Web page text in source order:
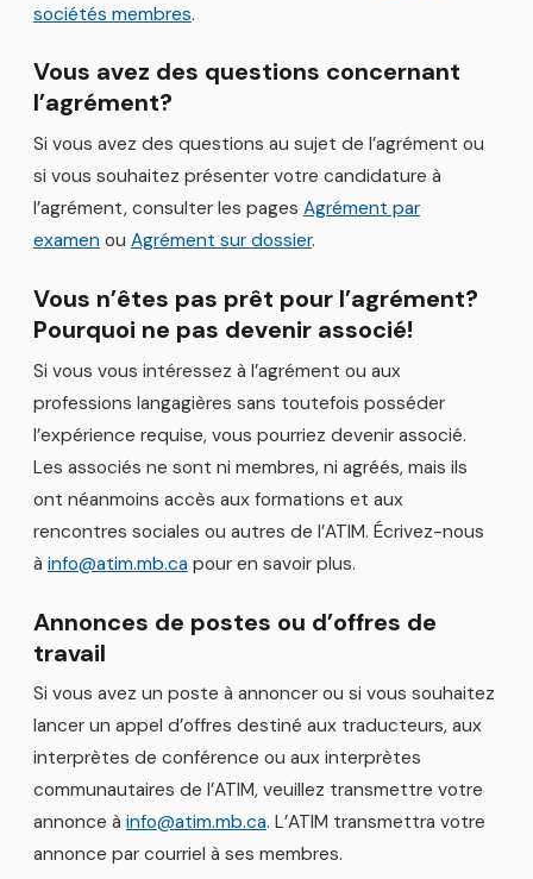
sociétés membres.
Vous avez des questions concernant
l’agrément?
Si vous avez des questions au sujet de l’agrément ou
si vous souhaitez présenter votre candidature à
l’agrément, consulter les pages Agrément par
examen ou Agrément sur dossier.
Vous n’êtes pas prêt pour l’agrément?
Pourquoi ne pas devenir associé!
Si vous vous intéressez à l’agrément ou aux
professions langagières sans toutefois posséder
l’expérience requise, vous pourriez devenir associé.
Les associés ne sont ni membres, ni agréés, mais ils
ont néanmoins accès aux formations et aux
rencontres sociales ou autres de l’ATIM. Écrivez-nous
à info@atim.mb.ca pour en savoir plus.
Annonces de postes ou d’offres de
travail
Si vous avez un poste à annoncer ou si vous souhaitez
lancer un appel d’offres destiné aux traducteurs, aux
interprètes de conférence ou aux interprètes
communautaires de l’ATIM, veuillez transmettre votre
annonce à info@atim.mb.ca. L’ATIM transmettra votre
annonce par courriel à ses membres.